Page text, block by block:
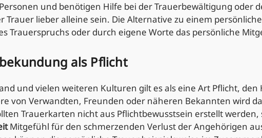
und benötigen Hilfe bei der Trauerbewältigung oder
Trauer lieber alleine sein. Die Alternative zu einem
Trauerspruchs oder durch eigene Worte das persönliche
als Pflicht
und vielen weiteren Kulturen gilt es als eine Art Pflicht,
von Verwandten, Freunden oder näheren Bekannten wird
Trauerkarten nicht aus Pflichtbewusstsein erstellt
Mitgefühl für den schmerzenden Verlust der Angehörigen